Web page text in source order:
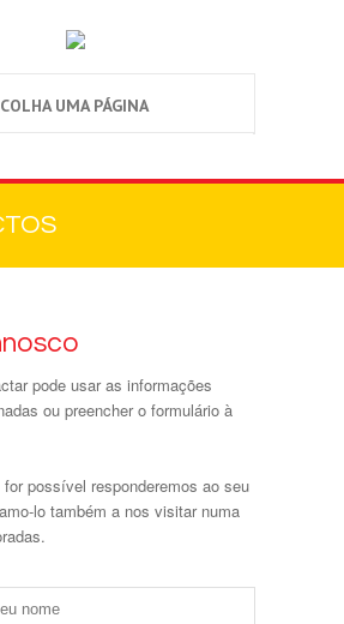
UMA PÁGINA
pode usar as informações
ou preencher o formulário à
possível responderemos ao seu
lo também a nos visitar numa